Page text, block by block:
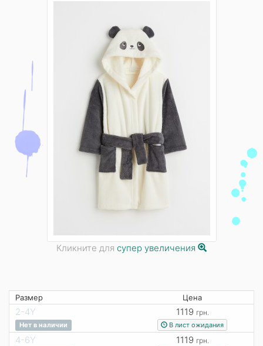
Кликните для супер увеличения
Размер Цена
2-4Y
Нет в наличии
1119 грн.
В лист ожидания
4-6Y 1119 грн.